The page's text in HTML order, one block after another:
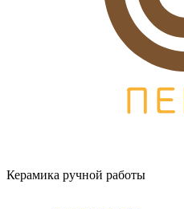
Керамика ручной работы